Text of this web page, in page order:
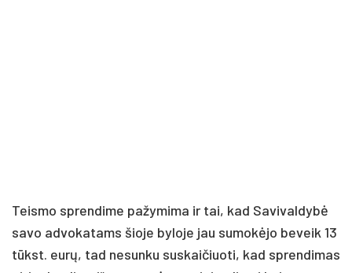
Teismo sprendime pažymima ir tai, kad Savivaldybė
savo advokatams šioje byloje jau sumokėjo beveik 13
tūkst. eurų, tad nesunku suskaičiuoti, kad sprendimas